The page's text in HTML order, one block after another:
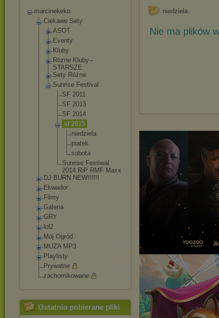
marcinekeko
Ciekawe Sety
ASOT
Eventy
Kluby
Różne Kluby--
STARSZE
Sety Różne
Sunrise Festival
SF 2011
SF 2013
SF 2014
sf 2015
niedziel a
piatek
sobota
Sunrise Festiwal
2014 RiP RMF Maxx
DJ BURN NEW!!!!!!
Ekwador
Filmy
Galeria
GRY
lol2
Mój Ogród
MUZA MP3
Playlisty
Prywatne
zachomikowane
Ostatnio pobierane pliki
niedziela
Nie ma plików